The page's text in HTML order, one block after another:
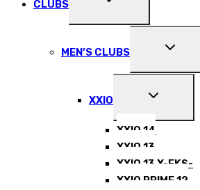
CLUBS
MENU
MEN’S CLUBS
EXPAND
MENU
XXIO
EXPAND
MENU
XXIO 14
XXIO 13
XXIO 13 X-EKS-
XXIO PRIME 12